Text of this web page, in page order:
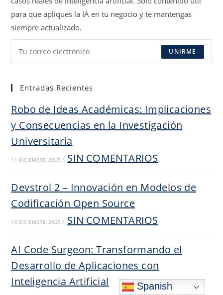
para que apliques la IA en tu negocio y te mantengas
siempre actualizado.
UNIRME
Entradas Recientes
Robo de Ideas Académicas: Implicaciones
y Consecuencias en la Investigación
Universitaria
11 DICIEMBRE, 2025 / SIN COMENTARIOS
Devstrol 2 – Innovación en Modelos de
Codificación Open Source
10 DICIEMBRE, 2025 / SIN COMENTARIOS
AI Code Surgeon: Transformando el
Desarrollo de Aplicaciones con
Inteligencia Artificial
Spanish